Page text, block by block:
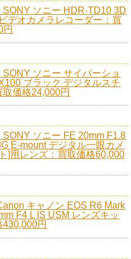
SONY ソニー HDR-TD10 3D
デオカメラレコーダー：買
円
SONY ソニー サイバーショ
ブラック デジタルスチ
価格24,000円
SONY ソニー FE 20mm F1.8
E-mount デジタル一眼カメ
]用レンズ：買取価格60,000
キャノン EOS R6 Mark
F4 L IS USM レンズキッ
430,000円